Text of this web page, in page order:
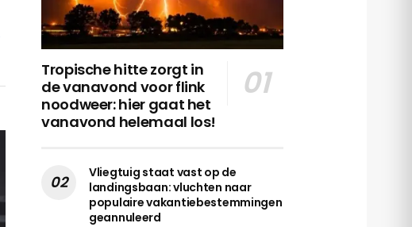
Tropische hitte zorgt in
de vanavond voor flink
noodweer: hier gaat het
vanavond helemaal los!
Vliegtuig staat vast op de
landingsbaan: vluchten naar
populaire vakantiebestemmingen
geannuleerd